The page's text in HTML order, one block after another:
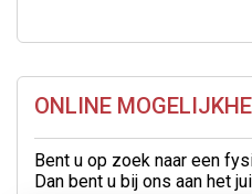
ONLINE
Bent u op zoek naar een
Dan bent u bij ons aan het